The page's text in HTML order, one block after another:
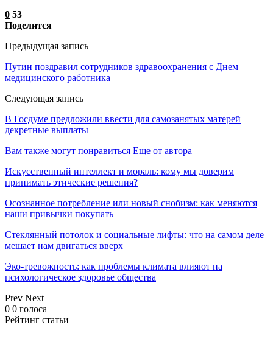
0 53
Поделится
Предыдущая запись
Путин поздравил сотрудников здравоохранения с Днем
медицинского работника
Следующая запись
В Госдуме предложили ввести для самозанятых матерей
декретные выплаты
Вам также могут понравиться Еще от автора
Искусственный интеллект и мораль: кому мы доверим
принимать этические решения?
Осознанное потребление или новый снобизм: как меняются
наши привычки покупать
Стеклянный потолок и социальные лифты: что на самом деле
мешает нам двигаться вверх
Эко-тревожность: как проблемы климата влияют на
психологическое здоровье общества
Prev Next
0 0 голоса
Рейтинг статьи